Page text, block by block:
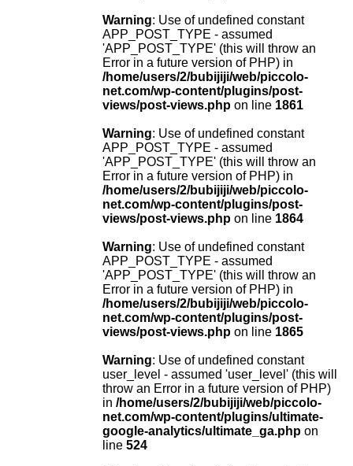
Warning: Use of undefined constant
APP_POST_TYPE - assumed
'APP_POST_TYPE' (this will throw an
Error in a future version of PHP) in
/home/users/2/bubijiji/web/piccolo-
net.com/wp-content/plugins/post-
views/post-views.php on line 1861
Warning: Use of undefined constant
APP_POST_TYPE - assumed
'APP_POST_TYPE' (this will throw an
Error in a future version of PHP) in
/home/users/2/bubijiji/web/piccolo-
net.com/wp-content/plugins/post-
views/post-views.php on line 1864
Warning: Use of undefined constant
APP_POST_TYPE - assumed
'APP_POST_TYPE' (this will throw an
Error in a future version of PHP) in
/home/users/2/bubijiji/web/piccolo-
net.com/wp-content/plugins/post-
views/post-views.php on line 1865
Warning: Use of undefined constant
user_level - assumed 'user_level' (this will
throw an Error in a future version of PHP)
in /home/users/2/bubijiji/web/piccolo-
net.com/wp-content/plugins/ultimate-
google-analytics/ultimate_ga.php on
line 524